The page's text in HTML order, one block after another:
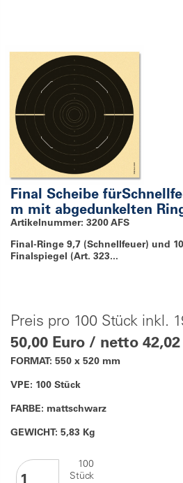
Final Scheibe
m mit abgedunkelten
Artikelnummer: 3200 AFS
Final-Ringe 9,7 (Schnellfeuer) und
Finalspiegel (Art. 323...
Preis pro 100 Stück inkl.
50,00 Euro / netto 42,02
FORMAT: 550 x 520 mm
VPE: 100 Stück
FARBE: mattschwarz
GEWICHT: 5,83 Kg
100
Stück